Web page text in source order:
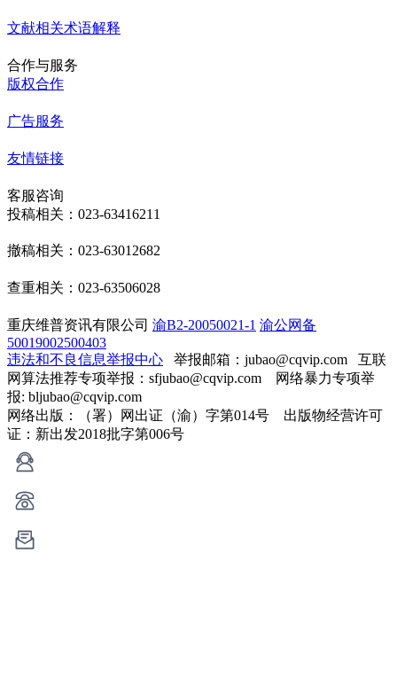
文献相关术语解释
合作与服务
版权合作
广告服务
友情链接
客服咨询
投稿相关：023-63416211
撤稿相关：023-63012682
查重相关：023-63506028
重庆维普资讯有限公司 渝B2-20050021-1 渝公网备
50019002500403
违法和不良信息举报中心 举报邮箱：jubao@cqvip.com 互联
网算法推荐专项举报：sfjubao@cqvip.com 网络暴力专项举
报: bljubao@cqvip.com
网络出版：（署）网出证（渝）字第014号 出版物经营许可
证：新出发2018批字第006号